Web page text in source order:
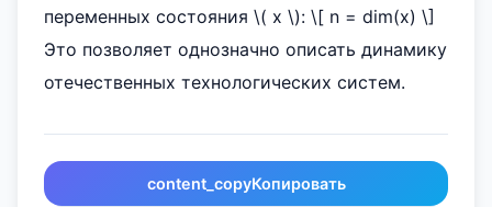
переменных состояния \( x \): \[ n = dim(x) \]
Это позволяет однозначно описать динамику
отечественных технологических систем.
content_copyКопировать